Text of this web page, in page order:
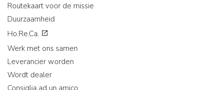
Routekaart voor de missie
Duurzaamheid
Ho.Re.Ca.
Werk met ons samen
Leverancier worden
Wordt dealer
Consiglia ad un amico